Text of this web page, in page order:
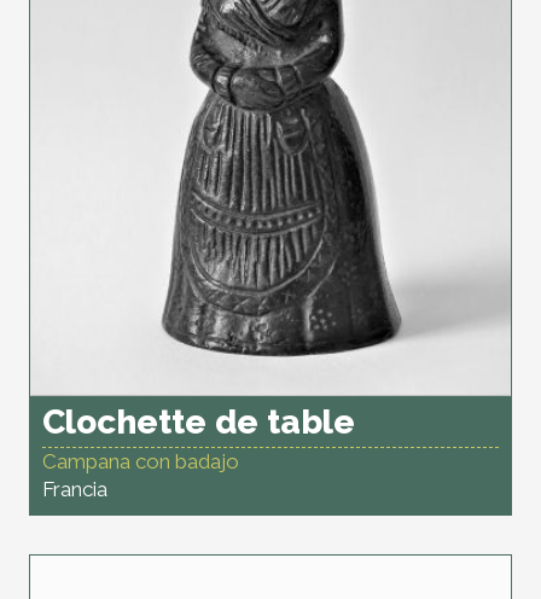
Clochette de table
Campana con badajo
Francia